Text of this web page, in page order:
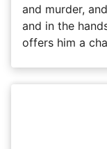
and murder,
and in the
offers him a